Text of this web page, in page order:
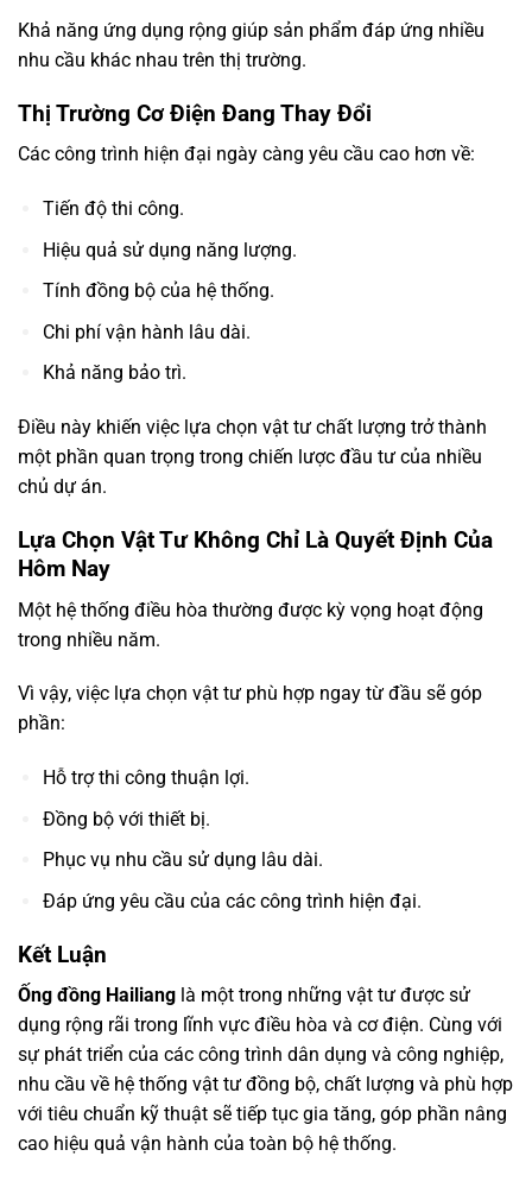
Khả năng ứng dụng rộng giúp sản phẩm đáp ứng nhiều
nhu cầu khác nhau trên thị trường.
Thị Trường Cơ Điện Đang Thay Đổi
Các công trình hiện đại ngày càng yêu cầu cao hơn về:
Tiến độ thi công.
Hiệu quả sử dụng năng lượng.
Tính đồng bộ của hệ thống.
Chi phí vận hành lâu dài.
Khả năng bảo trì.
Điều này khiến việc lựa chọn vật tư chất lượng trở thành
một phần quan trọng trong chiến lược đầu tư của nhiều
chủ dự án.
Lựa Chọn Vật Tư Không Chỉ Là Quyết Định Của
Hôm Nay
Một hệ thống điều hòa thường được kỳ vọng hoạt động
trong nhiều năm.
Vì vậy, việc lựa chọn vật tư phù hợp ngay từ đầu sẽ góp
phần:
Hỗ trợ thi công thuận lợi.
Đồng bộ với thiết bị.
Phục vụ nhu cầu sử dụng lâu dài.
Đáp ứng yêu cầu của các công trình hiện đại.
Kết Luận
Ống đồng Hailiang là một trong những vật tư được sử
dụng rộng rãi trong lĩnh vực điều hòa và cơ điện. Cùng với
sự phát triển của các công trình dân dụng và công nghiệp,
nhu cầu về hệ thống vật tư đồng bộ, chất lượng và phù hợp
với tiêu chuẩn kỹ thuật sẽ tiếp tục gia tăng, góp phần nâng
cao hiệu quả vận hành của toàn bộ hệ thống.